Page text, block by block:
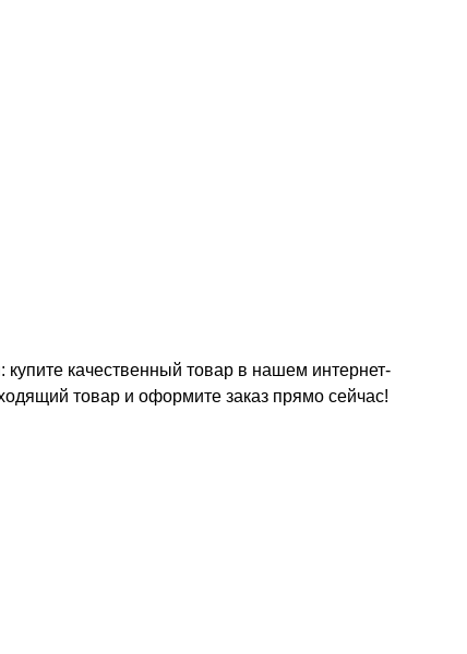
качественный товар в нашем интернет-
товар и оформите заказ прямо сейчас!